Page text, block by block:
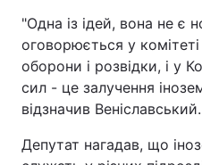
"Одна із ідей, вона не є
оговорюється у
оборони і розвідки, і у
сил - це залучення
відзначив Веніславський.
Депутат нагадав, що